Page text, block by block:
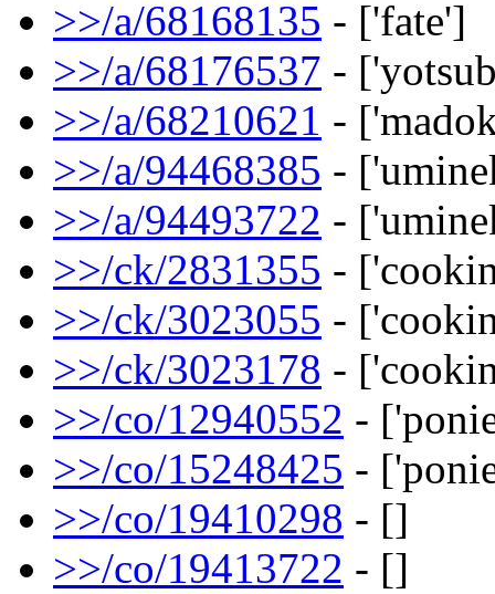
>>/a/68168135 - ['fate']
>>/a/68176537 -
>>/a/68210621 -
>>/a/94468385 -
>>/a/94493722 -
>>/ck/2831355 -
>>/ck/3023055 -
>>/ck/3023178 -
>>/co/12940552 -
>>/co/15248425 -
>>/co/19410298 - []
>>/co/19413722 - []